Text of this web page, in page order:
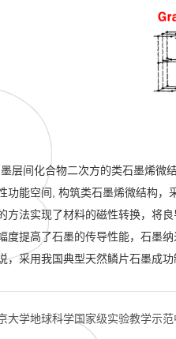
层间化合物二次方的类石墨烯微
功能空间, 构筑类石墨烯微结构，
方法实现了材料的磁性转换，将
度提高了石墨的传导性能，石墨
，采用我国典型天然鳞片石墨成
大学地球科学国家级实验教学示